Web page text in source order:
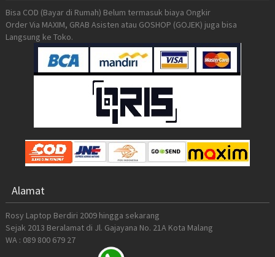
Bisa COD (Bayar di Rumah) Belum termasuk biaya Ongkir
Order Via MAXIM, GRAB Asisten atau GOSHOP (GOJEK) juga bisa
Langsung ke Toko.
Alamat
Rosy Laptop Berdiri 2009 hingga sekarang
Sejak 2013 Beralamat di Jl. Gajayana No. 21A Kota Malang
WA : 089 800 679 27